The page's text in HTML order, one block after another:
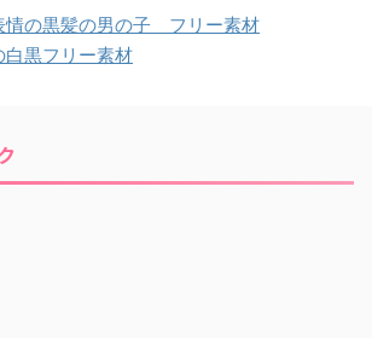
情の黒髪の男の子 フリー素材
白黒フリー素材